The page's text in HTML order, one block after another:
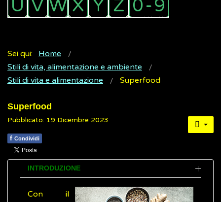
Sei qui:
Home
Stili di vita, alimentazione e ambiente
Stili di vita e alimentazione
Superfood
Superfood
Pubblicato: 19 Dicembre 2023
f Condividi
INTRODUZIONE
Con il